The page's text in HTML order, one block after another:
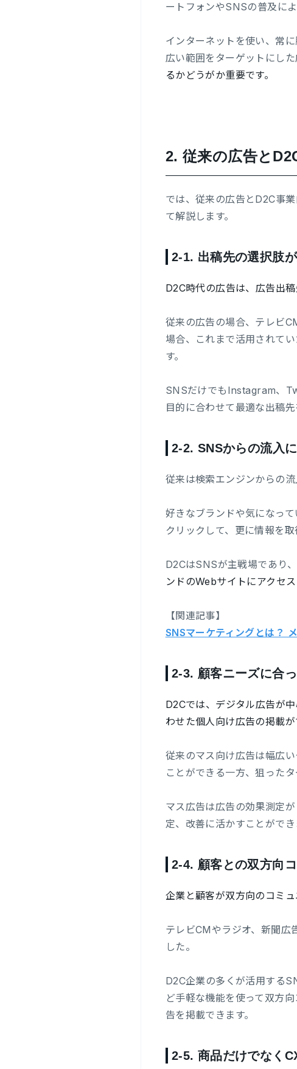
ートフォンやSNSの普及に
インターネットを使い、常
広い範囲をターゲットにした
るかどうがか重要です。
2. 従来の広告と
では、従来の広告とD2C事
て解説します。
2-1. 出稿先の選択肢
D2C時代の広告は、広告出
従来の広告の場合、テレビ
場合、これまで活用されて
す。
SNSだけでもInstagram、
目的に合わせて最適な出稿先
2-2. SNSからの流入
従来は検索エンジンからの
好きなブランドや気になっ
クリックして、更に情報を取
D2CはSNSが主戦場であり
ンドのWebサイトにアクセ
【関連記事】
SNSマーケティングとは？
2-3. 顧客ニーズに合
D2Cでは、デジタル広告が
わせた個人向け広告の掲載が
従来のマス向け広告は幅広
ことができる一方、狙った
マス広告は広告の効果測定
定、改善に活かすことができ
2-4. 顧客との双方向
企業と顧客が双方向のコミ
テレビCMやラジオ、新聞広
した。
D2C企業の多くが活用する
ど手軽な機能を使って双方
告を掲載できます。
2-5. 商品だけでなく